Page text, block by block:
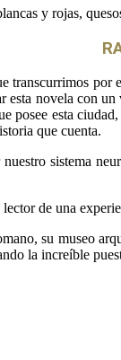
y rojas,
transcurrimos
esta novela
esta
que cuenta.
sistema
de una
su museo
la increíble